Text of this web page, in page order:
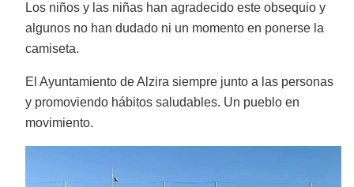
Los niños y las niñas han agradecido este obsequio y
algunos no han dudado ni un momento en ponerse la
camiseta.
El Ayuntamiento de Alzira siempre junto a las personas
y promoviendo hábitos saludables. Un pueblo en
movimiento.